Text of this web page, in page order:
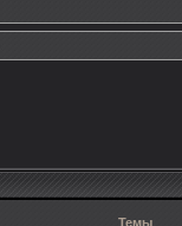
Темы